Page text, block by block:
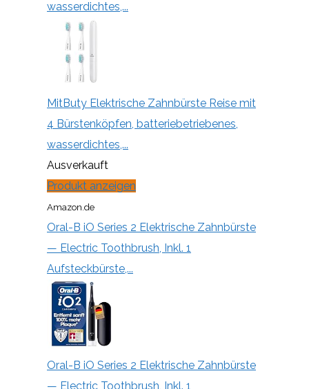
wasserdichtes,...
MitButy Elektrische Zahnbürste Reise mit
4 Bürstenköpfen, batteriebetriebenes,
wasserdichtes,...
Ausverkauft
Produkt anzeigen
Amazon.de
Oral-B iO Series 2 Elektrische Zahnbürste
— Electric Toothbrush, Inkl. 1
Aufsteckbürste,...
Oral-B iO Series 2 Elektrische Zahnbürste
— Electric Toothbrush, Inkl. 1